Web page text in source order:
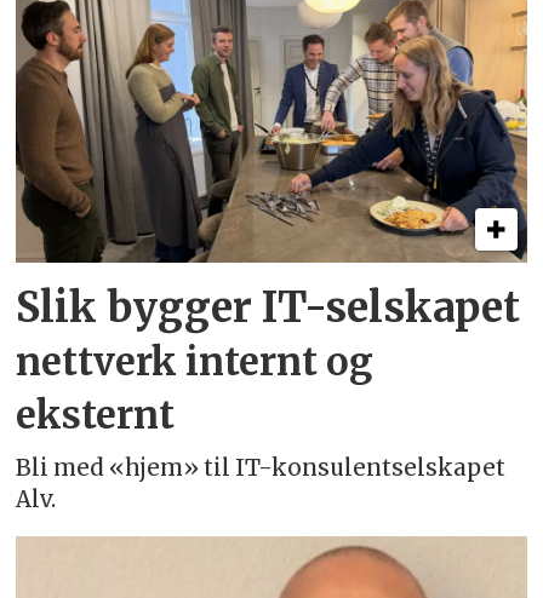
Slik bygger IT-selskapet
nettverk internt og
eksternt
Bli med «hjem» til IT-konsulentselskapet
Alv.